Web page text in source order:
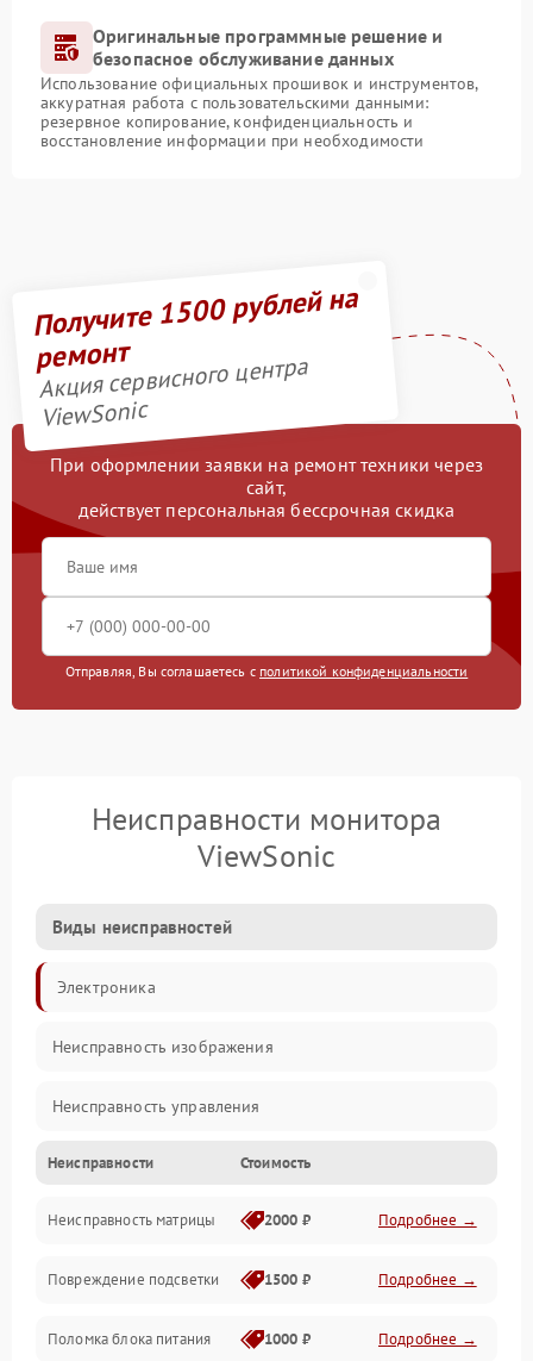
Оригинальные программные решение и
безопасное обслуживание данных
Использование официальных прошивок и инструментов,
аккуратная работа с пользовательскими данными:
резервное копирование, конфиденциальность и
восстановление информации при необходимости
Получите 1500 рублей на
ремонт
Акция сервисного центра
ViewSonic
При оформлении заявки на ремонт техники через
сайт,
действует персональная бессрочная скидка
Отправляя, Вы соглашаетесь с политикой конфиденциальности
Неисправности монитора
ViewSonic
Виды неисправностей
Электроника
Неисправность изображения
Неисправность управления
Неисправность интерфейсов
Прочие неисправности
Неисправность звука
Механические повреждения
Неисправности Стоимость
Неисправность матрицы 2000 ₽ Подробнее →
Повреждение подсветки 1500 ₽ Подробнее →
Поломка блока питания 1000 ₽ Подробнее →